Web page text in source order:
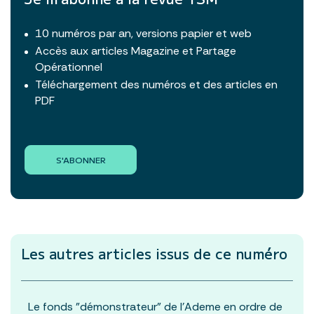
10 numéros par an, versions papier et web
Accès aux articles Magazine et Partage
Opérationnel
Téléchargement des numéros et des articles en
PDF
S'ABONNER
Les autres articles issus de ce numéro
Le fonds "démonstrateur" de l'Ademe en ordre de